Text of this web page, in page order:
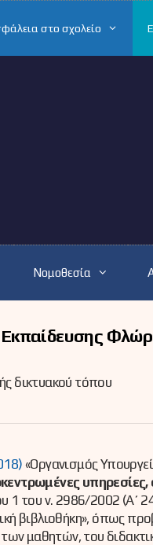
στο σχολείο
Νομοθεσία
δικτυακού τόπου
«Οργανισμός
υπηρεσίες,
1 του ν. 2986/2002 (Α΄
βιβλιοθήκη», όπως
μαθητών, του